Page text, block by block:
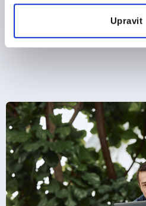
Upravit
DETAILY